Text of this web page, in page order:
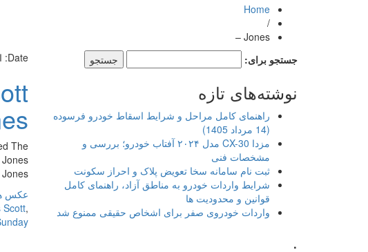
Home
/
Jones –
Date:
The
[…]
عکس
Scott,
جستجو برای:
نوشته‌های تازه
راهنمای کامل مراحل و شرایط اسقاط خودرو فرسوده
(14 مرداد 1405)
مزدا CX-30 مدل ۲۰۲۴ آفتاب خودرو؛ بررسی و
مشخصات فنی
ثبت نام سامانه سخا تعویض پلاک و احراز سکونت
شرایط واردات خودرو به مناطق آزاد، راهنمای کامل
قوانین و محدودیت ها
واردات خودروی صفر برای اشخاص حقیقی ممنوع شد
.